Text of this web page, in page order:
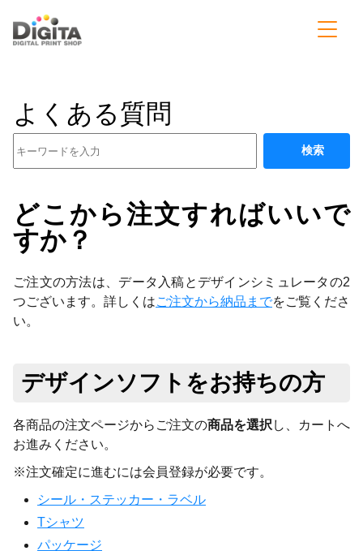
よくある質問
検索
どこから注文すればいいで
すか？
ご注文の方法は、データ入稿とデザインシミュレータの2
つございます。詳しくはご注文から納品までをご覧くださ
い。
デザインソフトをお持ちの方
各商品の注文ページからご注文の商品を選択 し、カートへ
お進みください。
※注文確定に進むには会員登録が必要です。
シール・ステッカー・ラベル
Tシャツ
パッケージ